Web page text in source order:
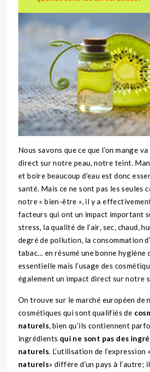
Nous savons que ce que l’on mange
direct sur notre peau, notre teint.
et boire beaucoup d’eau est donc
santé. Mais ce ne sont pas les seules
notre « bien-être », il y a
facteurs qui ont un impact important
stress, la qualité de l’air, sec, chaud,
degré de pollution, la consommation
tabac… en résumé une bonne hygiène
essentielle mais l’usage des
également un impact direct sur notre
On trouve sur le marché européen de
cosmétiques qui sont qualifiés de
naturels, bien qu’ils contiennent
ingrédients qui ne sont pas des
naturels. L’utilisation de l’expression «
naturels» diffère d’un pays à l’autre;